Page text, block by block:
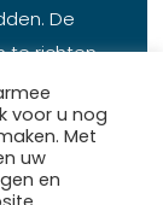
De
te richten,
wij op
vissen,
voor u nog
Met
uw
en